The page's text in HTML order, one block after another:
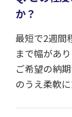
か？
最短で2週間
まで幅があり
ご希望の納
のうえ柔軟に